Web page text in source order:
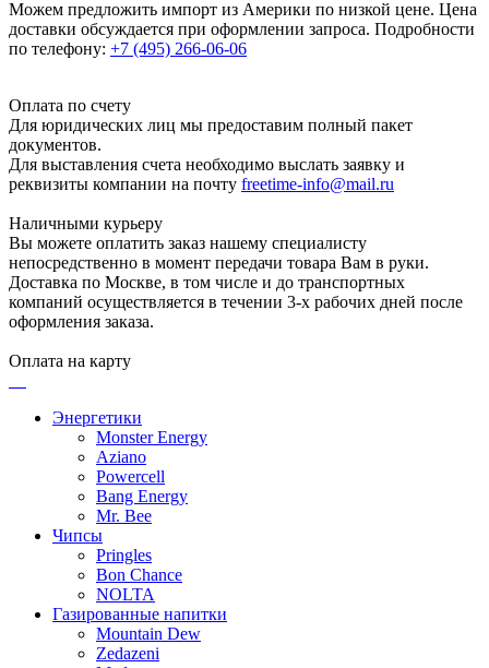
Можем предложить импорт из Америки по низкой цене. Цена
доставки обсуждается при оформлении запроса. Подробности
по телефону: +7 (495) 266-06-06
Оплата по счету
Для юридических лиц мы предоставим полный пакет
документов.
Для выставления счета необходимо выслать заявку и
реквизиты компании на почту freetime-info@mail.ru
Наличными курьеру
Вы можете оплатить заказ нашему специалисту
непосредственно в момент передачи товара Вам в руки.
Доставка по Москве, в том числе и до транспортных
компаний осуществляется в течении 3-х рабочих дней после
оформления заказа.
Оплата на карту
Энергетики
Monster Energy
Aziano
Powercell
Bang Energy
Mr. Bee
Чипсы
Pringles
Bon Chance
NOLTA
Газированные напитки
Mountain Dew
Zedazeni